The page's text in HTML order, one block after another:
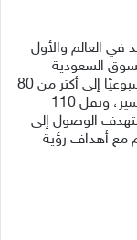
في العالم والأول
السعودية
الرئيسية (تداول)، يشغّل أكثر من 2.000 رحلة أسبوعيًا إلى أكثر من 80
وجهة داخلية ودولية في 38 دولة عبر 156 خط سير، ونقل 110
منذ إطلاقه في عام 2007، ويستهدف الوصول إلى
مع أهداف رؤية